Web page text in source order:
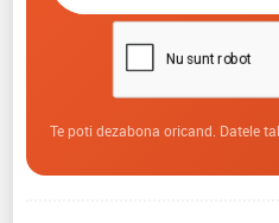
Te poti dezabona oricand. Datele